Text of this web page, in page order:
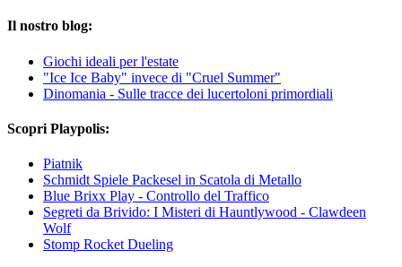
Il nostro blog:
Giochi ideali per l'estate
"Ice Ice Baby" invece di "Cruel Summer"
Dinomania - Sulle tracce dei lucertoloni primordiali
Scopri Playpolis:
Piatnik
Schmidt Spiele Packesel in Scatola di Metallo
Blue Brixx Play - Controllo del Traffico
Segreti da Brivido: I Misteri di Hauntlywood - Clawdeen
Wolf
Stomp Rocket Dueling